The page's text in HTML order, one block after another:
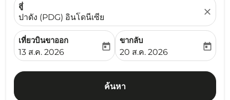
สู่
ปาดัง (PDG) อินโดนีเซีย
close
เที่ยวบินขาออก
fc-booking-departure-date-aria-label
13 ส.ค. 2026
today
ขากลับ
fc-booking-return-date-
20 ส.ค. 2026
today
ค้นหา